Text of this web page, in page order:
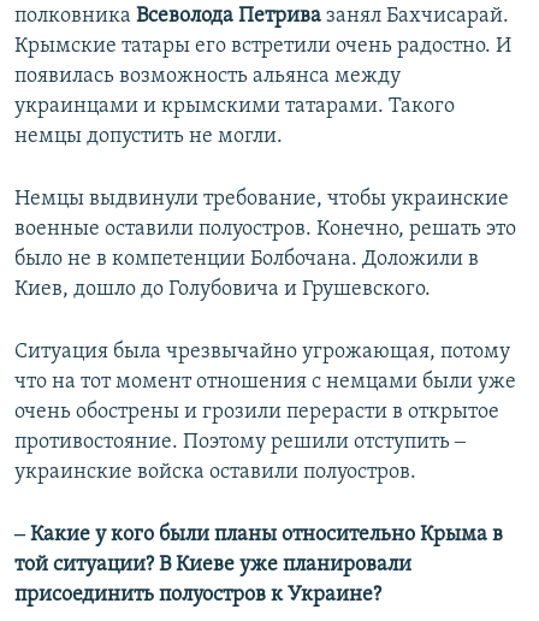
полковника Всеволода Петрива занял Бахчисарай.
Крымские татары его встретили очень радостно. И
появилась возможность альянса между
украинцами и крымскими татарами. Такого
немцы допустить не могли.
Немцы выдвинули требование, чтобы украинские
военные оставили полуостров. Конечно, решать это
было не в компетенции Болбочана. Доложили в
Киев, дошло до Голубовича и Грушевского.
Ситуация была чрезвычайно угрожающая, потому
что на тот момент отношения с немцами были уже
очень обострены и грозили перерасти в открытое
противостояние. Поэтому решили отступить ‒
украинские войска оставили полуостров.
‒ Какие у кого были планы относительно Крыма в
той ситуации? В Киеве уже планировали
присоединить полуостров к Украине?